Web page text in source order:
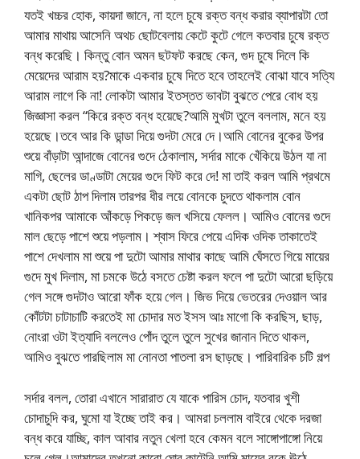
যতই খচ্চর হোক, কায়দা জানে, না হলে চুষে রক্ত বন্ধ করার ব্যাপারটা তো
আমার মাথায় আসেনি অথচ ছোটবেলায় কেটে কুটে গেলে কতবার চুষে রক্ত
বন্ধ করেছি। কিন্তু বোন অমন ছটফট করছে কেন, গুদ চুষে দিলে কি
মেয়েদের আরাম হয়?মাকে একবার চুষে দিতে হবে তাহলেই বোঝা যাবে সত্যি
আরাম লাগে কি না! লোকটা আমার ইতস্তত ভাবটা বুঝতে পেরে বোধ হয়
জিজ্ঞাসা করল “কিরে রক্ত বন্ধ হয়েছে?আমি মুখটা তুলে বললাম, মনে হয়
হয়েছে।তবে আর কি ডান্ডা দিয়ে গুদটা মেরে দে।আমি বোনের বুকের উপর
শুয়ে বাঁড়াটা আন্দাজে বোনের গুদে ঠেকালাম, সর্দার মাকে খেঁকিয়ে উঠল যা না
মাগি, ছেলের ডাণ্ডাটা মেয়ের গুদে ফিট করে দে! মা তাই করল আমি প্রথমে
একটা ছোট ঠাপ দিলাম তারপর ধীর লয়ে বোনকে চুদতে থাকলাম বোন
খানিকপর আমাকে আঁকড়ে পিকড়ে জল খসিয়ে ফেলল। আমিও বোনের গুদে
মাল ছেড়ে পাশে শুয়ে পড়লাম। শ্বাস ফিরে পেয়ে এদিক ওদিক তাকাতেই
পাশে দেখলাম মা শুয়ে পা দুটো আমার মাথার কাছে আমি ঘেঁসতে গিয়ে মায়ের
গুদে মুখ দিলাম, মা চমকে উঠে বসতে চেষ্টা করল ফলে পা দুটো আরো ছড়িয়ে
গেল সঙ্গে গুদটাও আরো ফাঁক হয়ে গেল। জিভ দিয়ে ভেতরের দেওয়াল আর
কোঁটটা চাটাচাটি করতেই মা চোদার মত ইসস আঃ মাগো কি করছিস, ছাড়,
নোংরা ওটা ইত্যাদি বললেও পোঁদ তুলে তুলে সুখের জানান দিতে থাকল,
আমিও বুঝতে পারছিলাম মা নোনতা পাতলা রস ছাড়ছে। পারিবারিক চটি গল্প
সর্দার বলল, তোরা এখানে সারারাত যে যাকে পারিস চোদ, যতবার খুশী
চোদাচুদি কর, ঘুমো যা ইচ্ছে তাই কর। আমরা চললাম বাইরে থেকে দরজা
বন্ধ করে যাচ্ছি, কাল আবার নতুন খেলা হবে কেমন বলে সাঙ্গোপাঙ্গো নিয়ে